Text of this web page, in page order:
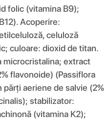
folic (vitamina B9);
Acoperire:
celuloză
culoare: dioxid de titan.
microcristalina; extract
flavonoide) (Passiflora
aeriene de salvie (2%
stabilizator:
(vitamina K2);